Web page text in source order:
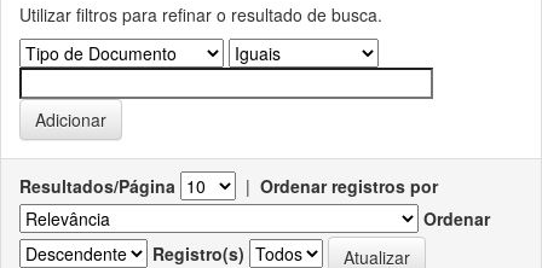
Utilizar filtros para refinar o resultado de busca.
Resultados/Página | Ordenar registros por
Ordenar
Registro(s)